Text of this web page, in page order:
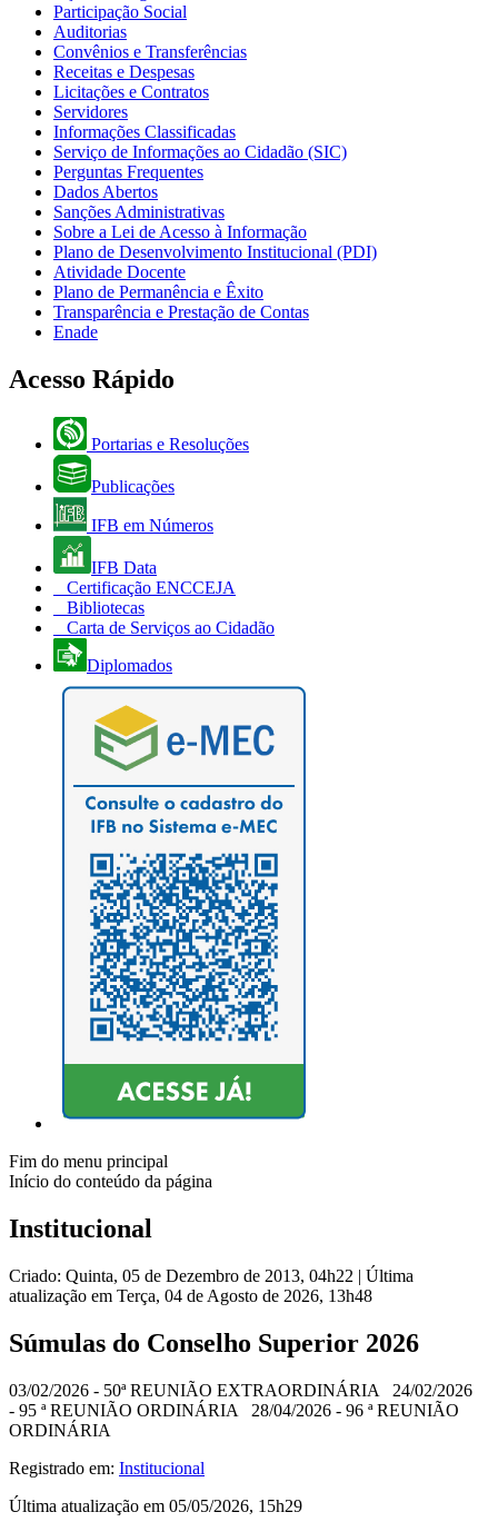
Participação Social
Auditorias
Convênios e Transferências
Receitas e Despesas
Licitações e Contratos
Servidores
Informações Classificadas
Serviço de Informações ao Cidadão (SIC)
Perguntas Frequentes
Dados Abertos
Sanções Administrativas
Sobre a Lei de Acesso à Informação
Plano de Desenvolvimento Institucional (PDI)
Atividade Docente
Plano de Permanência e Êxito
Transparência e Prestação de Contas
Enade
Acesso Rápido
Portarias e Resoluções
Publicações
IFB em Números
IFB Data
Certificação ENCCEJA
Bibliotecas
Carta de Serviços ao Cidadão
Diplomados
Fim do menu principal
Início do conteúdo da página
Institucional
Criado: Quinta, 05 de Dezembro de 2013, 04h22 | Última
atualização em Terça, 04 de Agosto de 2026, 13h48
Súmulas do Conselho Superior 2026
03/02/2026 - 50ª REUNIÃO EXTRAORDINÁRIA 24/02/2026
- 95 ª REUNIÃO ORDINÁRIA 28/04/2026 - 96 ª REUNIÃO
ORDINÁRIA
Registrado em: Institucional
Última atualização em 05/05/2026, 15h29